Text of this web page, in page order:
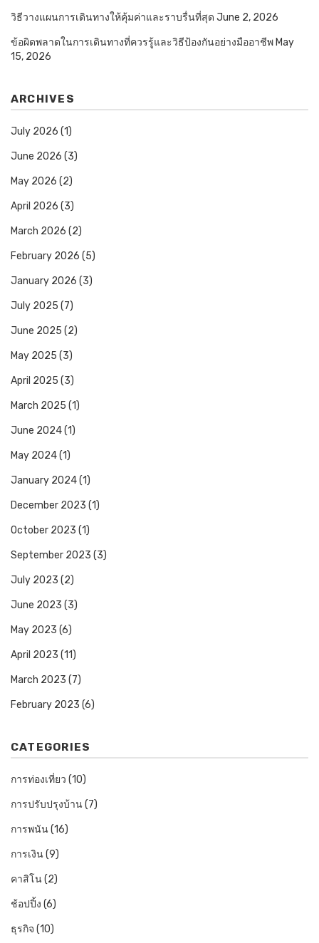
วิธีวางแผนการเดินทางให้คุ้มค่าและราบรื่นที่สุด June 2, 2026
ข้อผิดพลาดในการเดินทางที่ควรรู้และวิธีป้องกันอย่างมืออาชีพ May
15, 2026
ARCHIVES
July 2026 (1)
June 2026 (3)
May 2026 (2)
April 2026 (3)
March 2026 (2)
February 2026 (5)
January 2026 (3)
July 2025 (7)
June 2025 (2)
May 2025 (3)
April 2025 (3)
March 2025 (1)
June 2024(1)
May 2024(1)
January 2024(1)
December 2023 (1)
October 2023 (1)
September 2023 (3)
July 2023 (2)
June 2023 (3)
May 2023 (6)
April 2023 (11)
March 2023 (7)
February 2023 (6)
CATEGORIES
การท่องเที่ยว (10)
การปรับปรุงบ้าน(7)
การพนัน(16)
การเงิน(9)
คาสิโน(2)
ช้อปปิ้ง (6)
ธุรกิจ (10)